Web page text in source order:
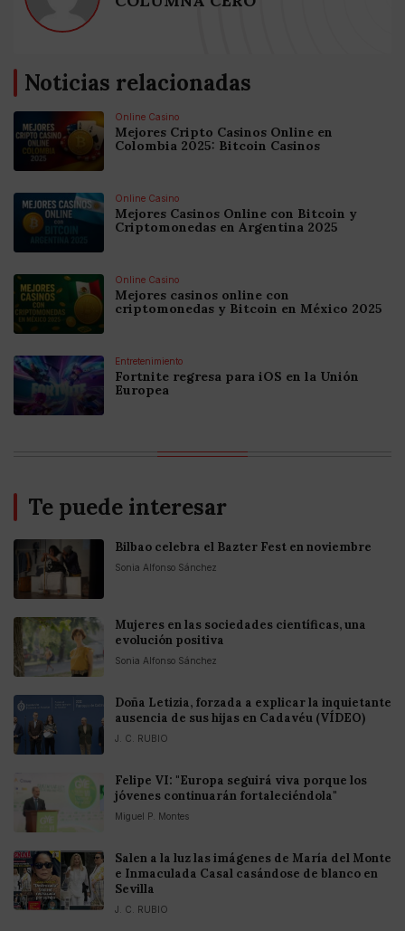
Noticias relacionadas
Online Casino
Mejores Cripto Casinos Online en
Colombia 2025: Bitcoin Casinos
Online Casino
Mejores Casinos Online con Bitcoin y
Criptomonedas en Argentina 2025
Online Casino
Mejores casinos online con
criptomonedas y Bitcoin en México 2025
Entretenimiento
Fortnite regresa para iOS en la Unión
Europea
Te puede interesar
Bilbao celebra el Bazter Fest en noviembre
Sonia Alfonso Sánchez
Mujeres en las sociedades científicas, una
evolución positiva
Sonia Alfonso Sánchez
Doña Letizia, forzada a explicar la inquietante
ausencia de sus hijas en Cadavéu (VÍDEO)
J. C. RUBIO
Felipe VI: "Europa seguirá viva porque los
jóvenes continuarán fortaleciéndola"
Miguel P. Montes
Salen a la luz las imágenes de María del Monte
e Inmaculada Casal casándose de blanco en
Sevilla
J. C. RUBIO